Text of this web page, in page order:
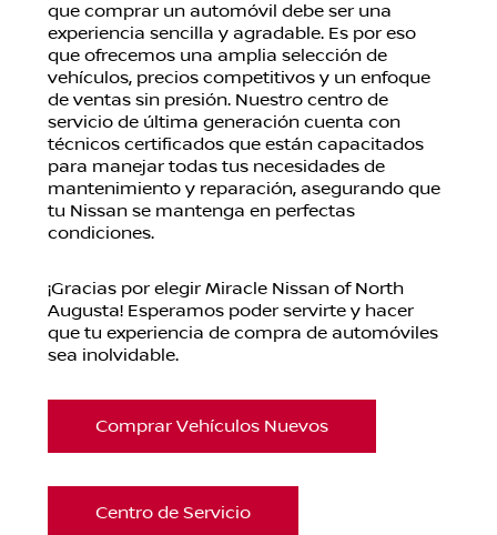
que comprar un automóvil debe ser una
experiencia sencilla y agradable. Es por eso
que ofrecemos una amplia selección de
vehículos, precios competitivos y un enfoque
de ventas sin presión. Nuestro centro de
servicio de última generación cuenta con
técnicos certificados que están capacitados
para manejar todas tus necesidades de
mantenimiento y reparación, asegurando que
tu Nissan se mantenga en perfectas
condiciones.
¡Gracias por elegir Miracle Nissan of North
Augusta! Esperamos poder servirte y hacer
que tu experiencia de compra de automóviles
sea inolvidable.
Comprar Vehículos Nuevos
Centro de Servicio